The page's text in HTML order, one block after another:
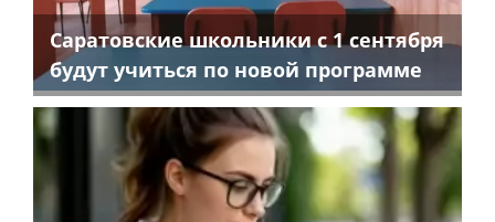
Саратовские школьники с 1 сентября
будут учиться по новой программе